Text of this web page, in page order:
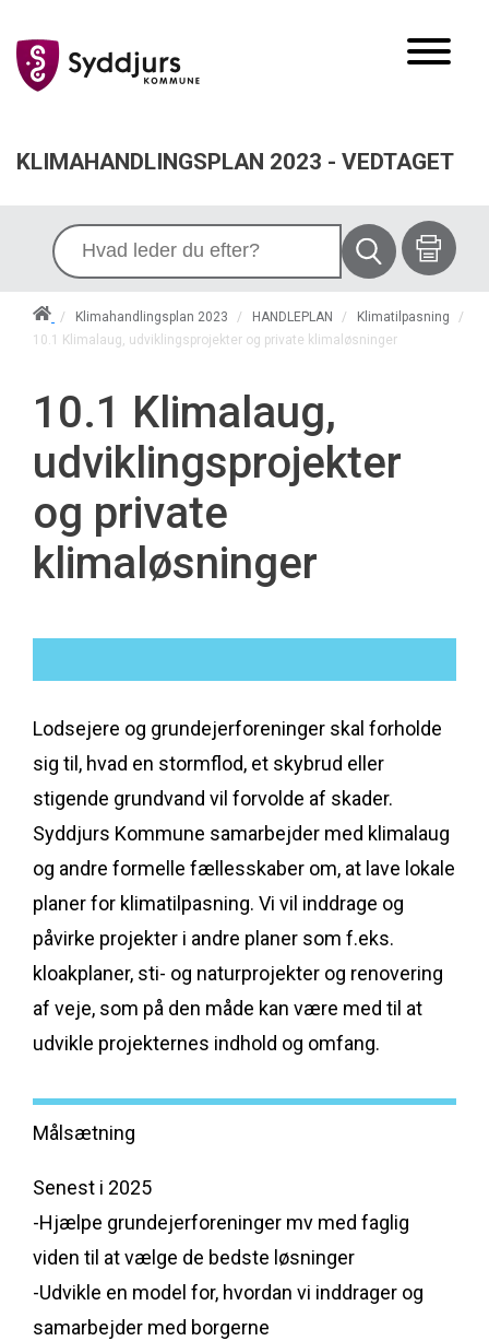
KLIMAHANDLINGSPLAN 2023 - VEDTAGET
/ Klimahandlingsplan 2023 / HANDLEPLAN / Klimatilpasning
/
10.1 Klimalaug, udviklingsprojekter og private klimaløsninger
10.1 Klimalaug,
udviklingsprojekter
og private
klimaløsninger
Lodsejere og grundejerforeninger skal forholde
sig til, hvad en stormflod, et skybrud eller
stigende grundvand vil forvolde af skader.
Syddjurs Kommune samarbejder med klimalaug
og andre formelle fællesskaber om, at lave lokale
planer for klimatilpasning. Vi vil inddrage og
påvirke projekter i andre planer som f.eks.
kloakplaner, sti- og naturprojekter og renovering
af veje, som på den måde kan være med til at
udvikle projekternes indhold og omfang.
Målsætning
Senest i 2025
-Hjælpe grundejerforeninger mv med faglig
viden til at vælge de bedste løsninger
-Udvikle en model for, hvordan vi inddrager og
samarbejder med borgerne